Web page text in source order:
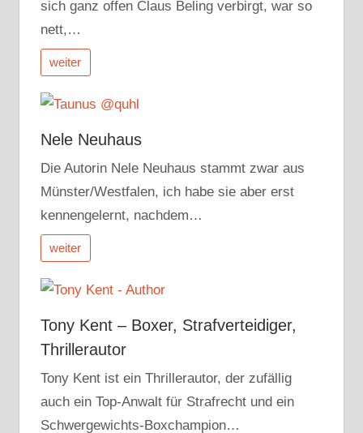
sich ganz offen Claus Beling verbirgt, war so
nett,…
weiter
Nele Neuhaus
Die Autorin Nele Neuhaus stammt zwar aus
Münster/Westfalen, ich habe sie aber erst
kennengelernt, nachdem…
weiter
Tony Kent – Boxer, Strafverteidiger,
Thrillerautor
Tony Kent ist ein Thrillerautor, der zufällig
auch ein Top-Anwalt für Strafrecht und ein
Schwergewichts-Boxchampion…